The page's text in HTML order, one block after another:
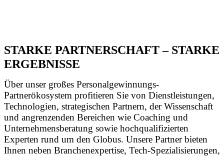
STARKE PARTNERSCHAFT – STARKE
ERGEBNISSE
Über unser großes Personalgewinnungs-
Partnerökosystem profitieren Sie von Dienstleistungen,
Technologien, strategischen Partnern, der Wissenschaft
und angrenzenden Bereichen wie Coaching und
Unternehmensberatung sowie hochqualifizierten
Experten rund um den Globus. Unsere Partner bieten
Ihnen neben Branchenexpertise, Tech-Spezialisierungen,